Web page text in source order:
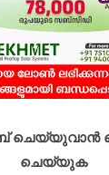
ചെയ്യുക